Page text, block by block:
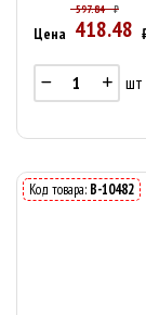
597.84 ₽
Цена 418.48
шт
Код товара: В-10482